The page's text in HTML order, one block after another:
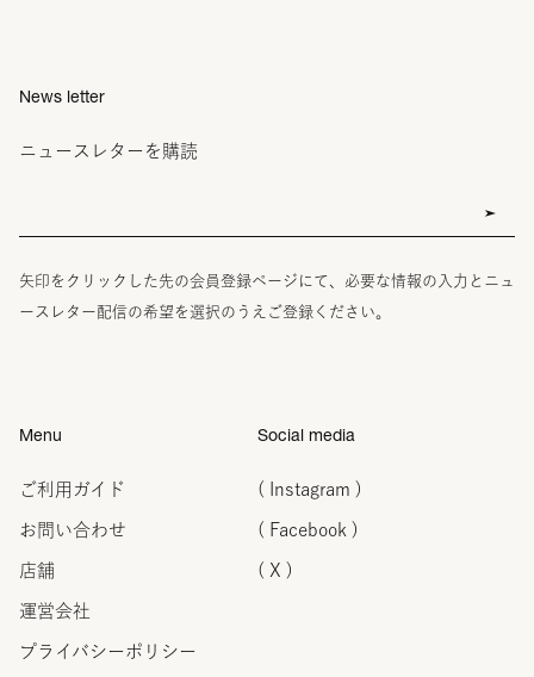
News letter
ニュースレターを購読
矢印をクリックした先の会員登録ページにて、必要な情報の入力とニュ
ースレター配信の希望を選択のうえご登録ください。
Menu
ご利用ガイド
お問い合わせ
店舗
運営会社
プライバシーポリシー
Social media
( Instagram )
( Facebook )
( X )